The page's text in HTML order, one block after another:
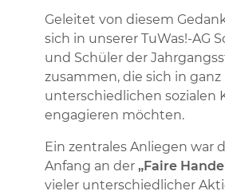
Geleitet von diesem
sich in unserer TuWas!-AG
und Schüler der
zusammen, die sich in ganz
unterschiedlichen sozialen
engagieren möchten.
Ein zentrales Anliegen war
Anfang an der „Faire
vieler unterschiedlicher